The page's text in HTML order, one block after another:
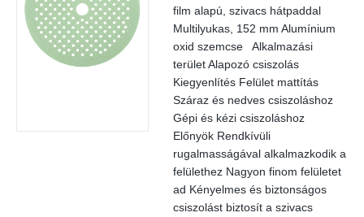
film alapú, szivacs hátpaddal
Multilyukas, 152 mm Alumínium
oxid szemcse Alkalmazási
terület Alapozó csiszolás
Kiegyenlítés Felület mattítás
Száraz és nedves csiszoláshoz
Gépi és kézi csiszoláshoz
Előnyök Rendkívüli
rugalmasságával alkalmazkodik a
felülethez Nagyon finom felületet
ad Kényelmes és biztonságos
csiszolást biztosít a szivacs